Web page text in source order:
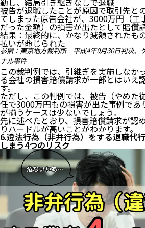
被告が退職したことが原因で取引先と
てしまった原告会社が、3000万円（工
だった金額）の損害が出たとして賠償
結果：最終的に、かなり減額されたも
払いが命じられた
参照：東京地方裁判所 平成4年9月30日判決、
ナル事件
この裁判例では、引継ぎを実施しなか
る会社の損害賠償請求が一部とはいえ
す。
ただし、この判例では、被告（やめた
任で3000万円もの損害が出た事例であ
が揃うケースは少ないでしょう。
先に述べたとおり、損害賠償請求が認
りハードルが高いことがわかります。
6.違法行為（非弁行為）をする退職代
しまう4つのリスク
4.【辞め方編】退職代行で即日退
辞めても違法じゃない
1)即日退職をしても違法ではない
2)引き継ぎなしで退職しても違
5.退職代行を使っても訴えられる・
ることはない
1)基本的に訴えられることはない
2)万が一訴えられるとしたらこ
6.違法行為（非弁行為）をする退
てしまう4つのリスク
1)退職に失敗する
2)退職に失敗したのに返金もされ
3)あなたに不利な条件で退職する
4)即日退職できずにパワハラなど
7.中には紛れもなく違法な詐欺業
8.【ちなみに】退職代行を使われ
をするのは違法
9.違法性や非弁行為のリスクなし
のサービスがおすすめ